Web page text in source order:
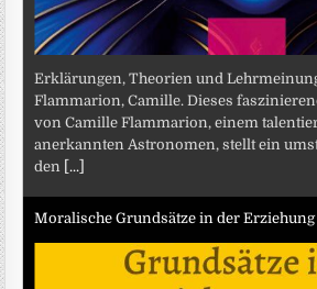
Erklärungen, Theorien und
Flammarion, Camille. Dieses
von Camille Flammarion, einem
anerkannten Astronomen, stellt ein
den [...]
Moralische Grundsätze in der Erziehung